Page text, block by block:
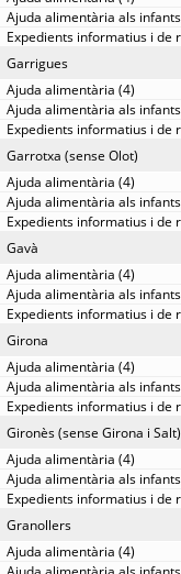
Garrigues
Garrotxa (sense Olot)
Gavà
Girona
Gironès (sense Girona i Salt)
Granollers